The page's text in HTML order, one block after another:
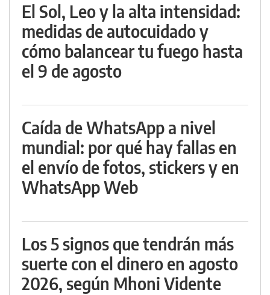
El Sol, Leo y la alta intensidad:
medidas de autocuidado y
cómo balancear tu fuego hasta
el 9 de agosto
Caída de WhatsApp a nivel
mundial: por qué hay fallas en
el envío de fotos, stickers y en
WhatsApp Web
Los 5 signos que tendrán más
suerte con el dinero en agosto
2026, según Mhoni Vidente